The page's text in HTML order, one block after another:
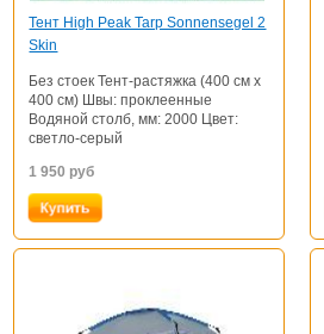
Тент High Peak Tarp Sonnensegel 2
Skin
Без стоек Тент-растяжка (400 см х
400 см) Швы: проклеенные
Водяной столб, мм: 2000 Цвет:
светло-серый
1 950 руб